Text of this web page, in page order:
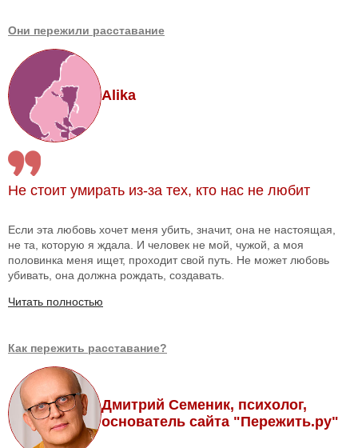
Они пережили расставание
Alika
Не стоит умирать из-за тех, кто нас не любит
Если эта любовь хочет меня убить, значит, она не настоящая,
не та, которую я ждала. И человек не мой, чужой, а моя
половинка меня ищет, проходит свой путь. Не может любовь
убивать, она должна рождать, создавать.
Читать полностью
Как пережить расставание?
Дмитрий Семеник, психолог,
основатель сайта "Пережить.ру"